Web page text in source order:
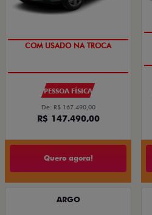
OPORTUNIDADE
PESSOA FÍSICA
De: R$ 167.490,00
R$ 147.490,00
Quero agora!
ARGO